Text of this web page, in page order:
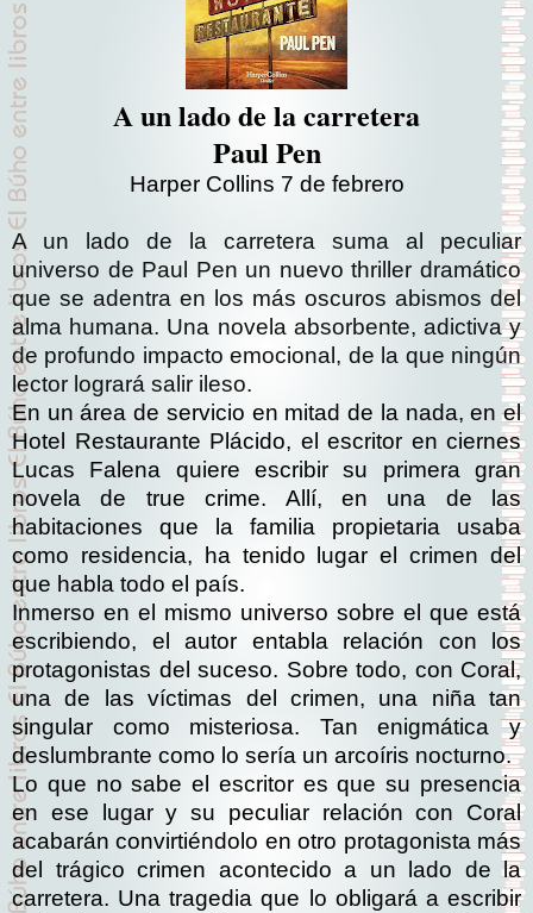
A un lado de la carretera
Paul Pen
Harper Collins 7 de febrero
A un lado de la carretera suma al peculiar
universo de Paul Pen un nuevo thriller dramático
que se adentra en los más oscuros abismos del
alma humana. Una novela absorbente, adictiva y
de profundo impacto emocional, de la que ningún
lector logrará salir ileso.
En un área de servicio en mitad de la nada, en el
Hotel Restaurante Plácido, el escritor en ciernes
Lucas Falena quiere escribir su primera gran
novela de true crime. Allí, en una de las
habitaciones que la familia propietaria usaba
como residencia, ha tenido lugar el crimen del
que habla todo el país.
Inmerso en el mismo universo sobre el que está
escribiendo, el autor entabla relación con los
protagonistas del suceso. Sobre todo, con Coral,
una de las víctimas del crimen, una niña tan
singular como misteriosa. Tan enigmática y
deslumbrante como lo sería un arcoíris nocturno.
Lo que no sabe el escritor es que su presencia
en ese lugar y su peculiar relación con Coral
acabarán convirtiéndolo en otro protagonista más
del trágico crimen acontecido a un lado de la
carretera. Una tragedia que lo obligará a escribir